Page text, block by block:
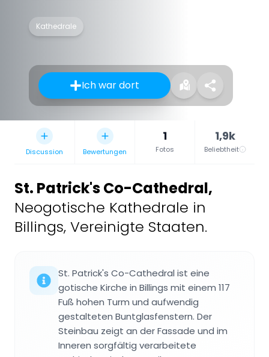
Kathedrale
Ich war dort
Discussion Bewertungen
1
Fotos
1,9k
Beliebtheit
St. Patrick's Co-Cathedral,
Neogotische Kathedrale in
Billings, Vereinigte Staaten.
St. Patrick's Co-Cathedral ist eine
gotische Kirche in Billings mit einem 117
Fuß hohen Turm und aufwendig
gestalteten Buntglasfenstern. Der
Steinbau zeigt an der Fassade und im
Inneren sorgfältig verarbeitete